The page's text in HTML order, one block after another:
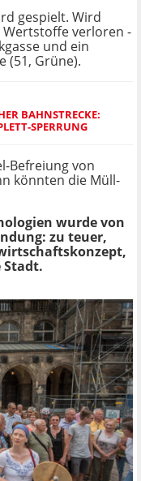
gespielt. Wird
verloren -
und ein
(51, Grüne).
BAHNSTRECKE:
SPERRUNG
Befreiung von
könnten die Müll-
wurde von
zu teuer,
Stadt.